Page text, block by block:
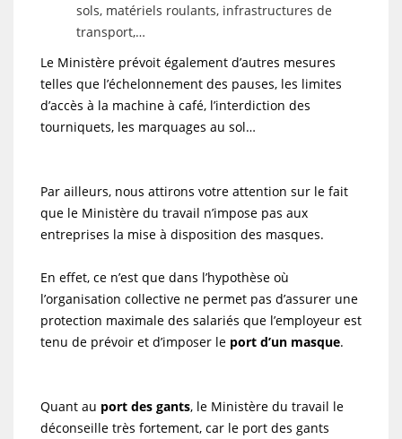
sols, matériels roulants, infrastructures de
transport,…
Le Ministère prévoit également d’autres mesures
telles que l’échelonnement des pauses, les limites
d’accès à la machine à café, l’interdiction des
tourniquets, les marquages au sol…
Par ailleurs, nous attirons votre attention sur le fait
que le Ministère du travail n’impose pas aux
entreprises la mise à disposition des masques.
En effet, ce n’est que dans l’hypothèse où
l’organisation collective ne permet pas d’assurer une
protection maximale des salariés que l’employeur est
tenu de prévoir et d’imposer le port d’un masque.
Quant au port des gants, le Ministère du travail le
déconseille très fortement, car le port des gants